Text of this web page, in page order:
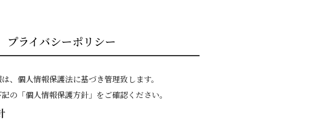
プライバシーポリシー
、個人情報保護法に基づき管理致します。
の「個人情報保護方針」をご確認ください。